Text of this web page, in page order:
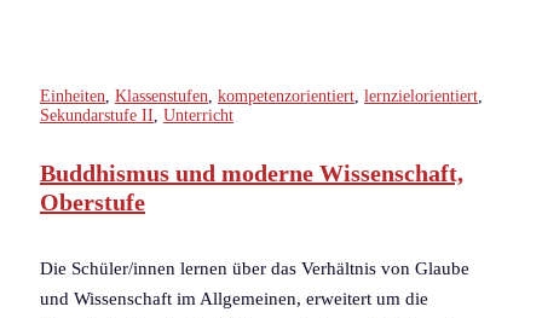
Einheiten, Klassenstufen, kompetenzorientiert, lernzielorientiert,
Sekundarstufe II, Unterricht
Buddhismus und moderne Wissenschaft,
Oberstufe
Die Schüler/innen lernen über das Verhältnis von Glaube
und Wissenschaft im Allgemeinen, erweitert um die